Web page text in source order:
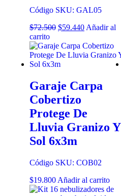
Código SKU: GAL05
$72.500 $59.440Añadir al
carrito
Garaje Carpa
Cobertizo
Protege De
Lluvia Granizo Y
Sol 6x3m
Código SKU: COB02
$19.800 Añadir al carrito